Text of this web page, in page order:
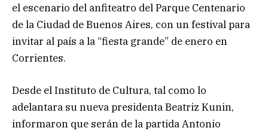
el escenario del anfiteatro del Parque Centenario
de la Ciudad de Buenos Aires, con un festival para
invitar al país a la “fiesta grande” de enero en
Corrientes.
Desde el Instituto de Cultura, tal como lo
adelantara su nueva presidenta Beatriz Kunin,
informaron que serán de la partida Antonio